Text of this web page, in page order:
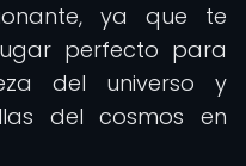
ya que te
perfecto para
del universo y
del cosmos en